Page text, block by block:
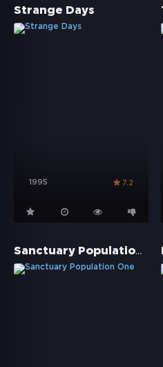
Strange Days
1995 7.2
Sanctuary Population One